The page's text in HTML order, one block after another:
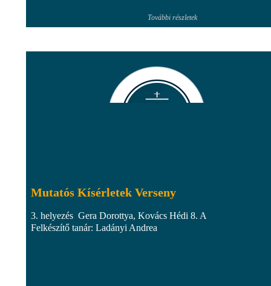
További részletek
Mutatós Kísérletek Verseny
3. helyezés Gera Dorottya, Kovács Hédi 8. A
Felkészítő tanár: Ladányi Andrea